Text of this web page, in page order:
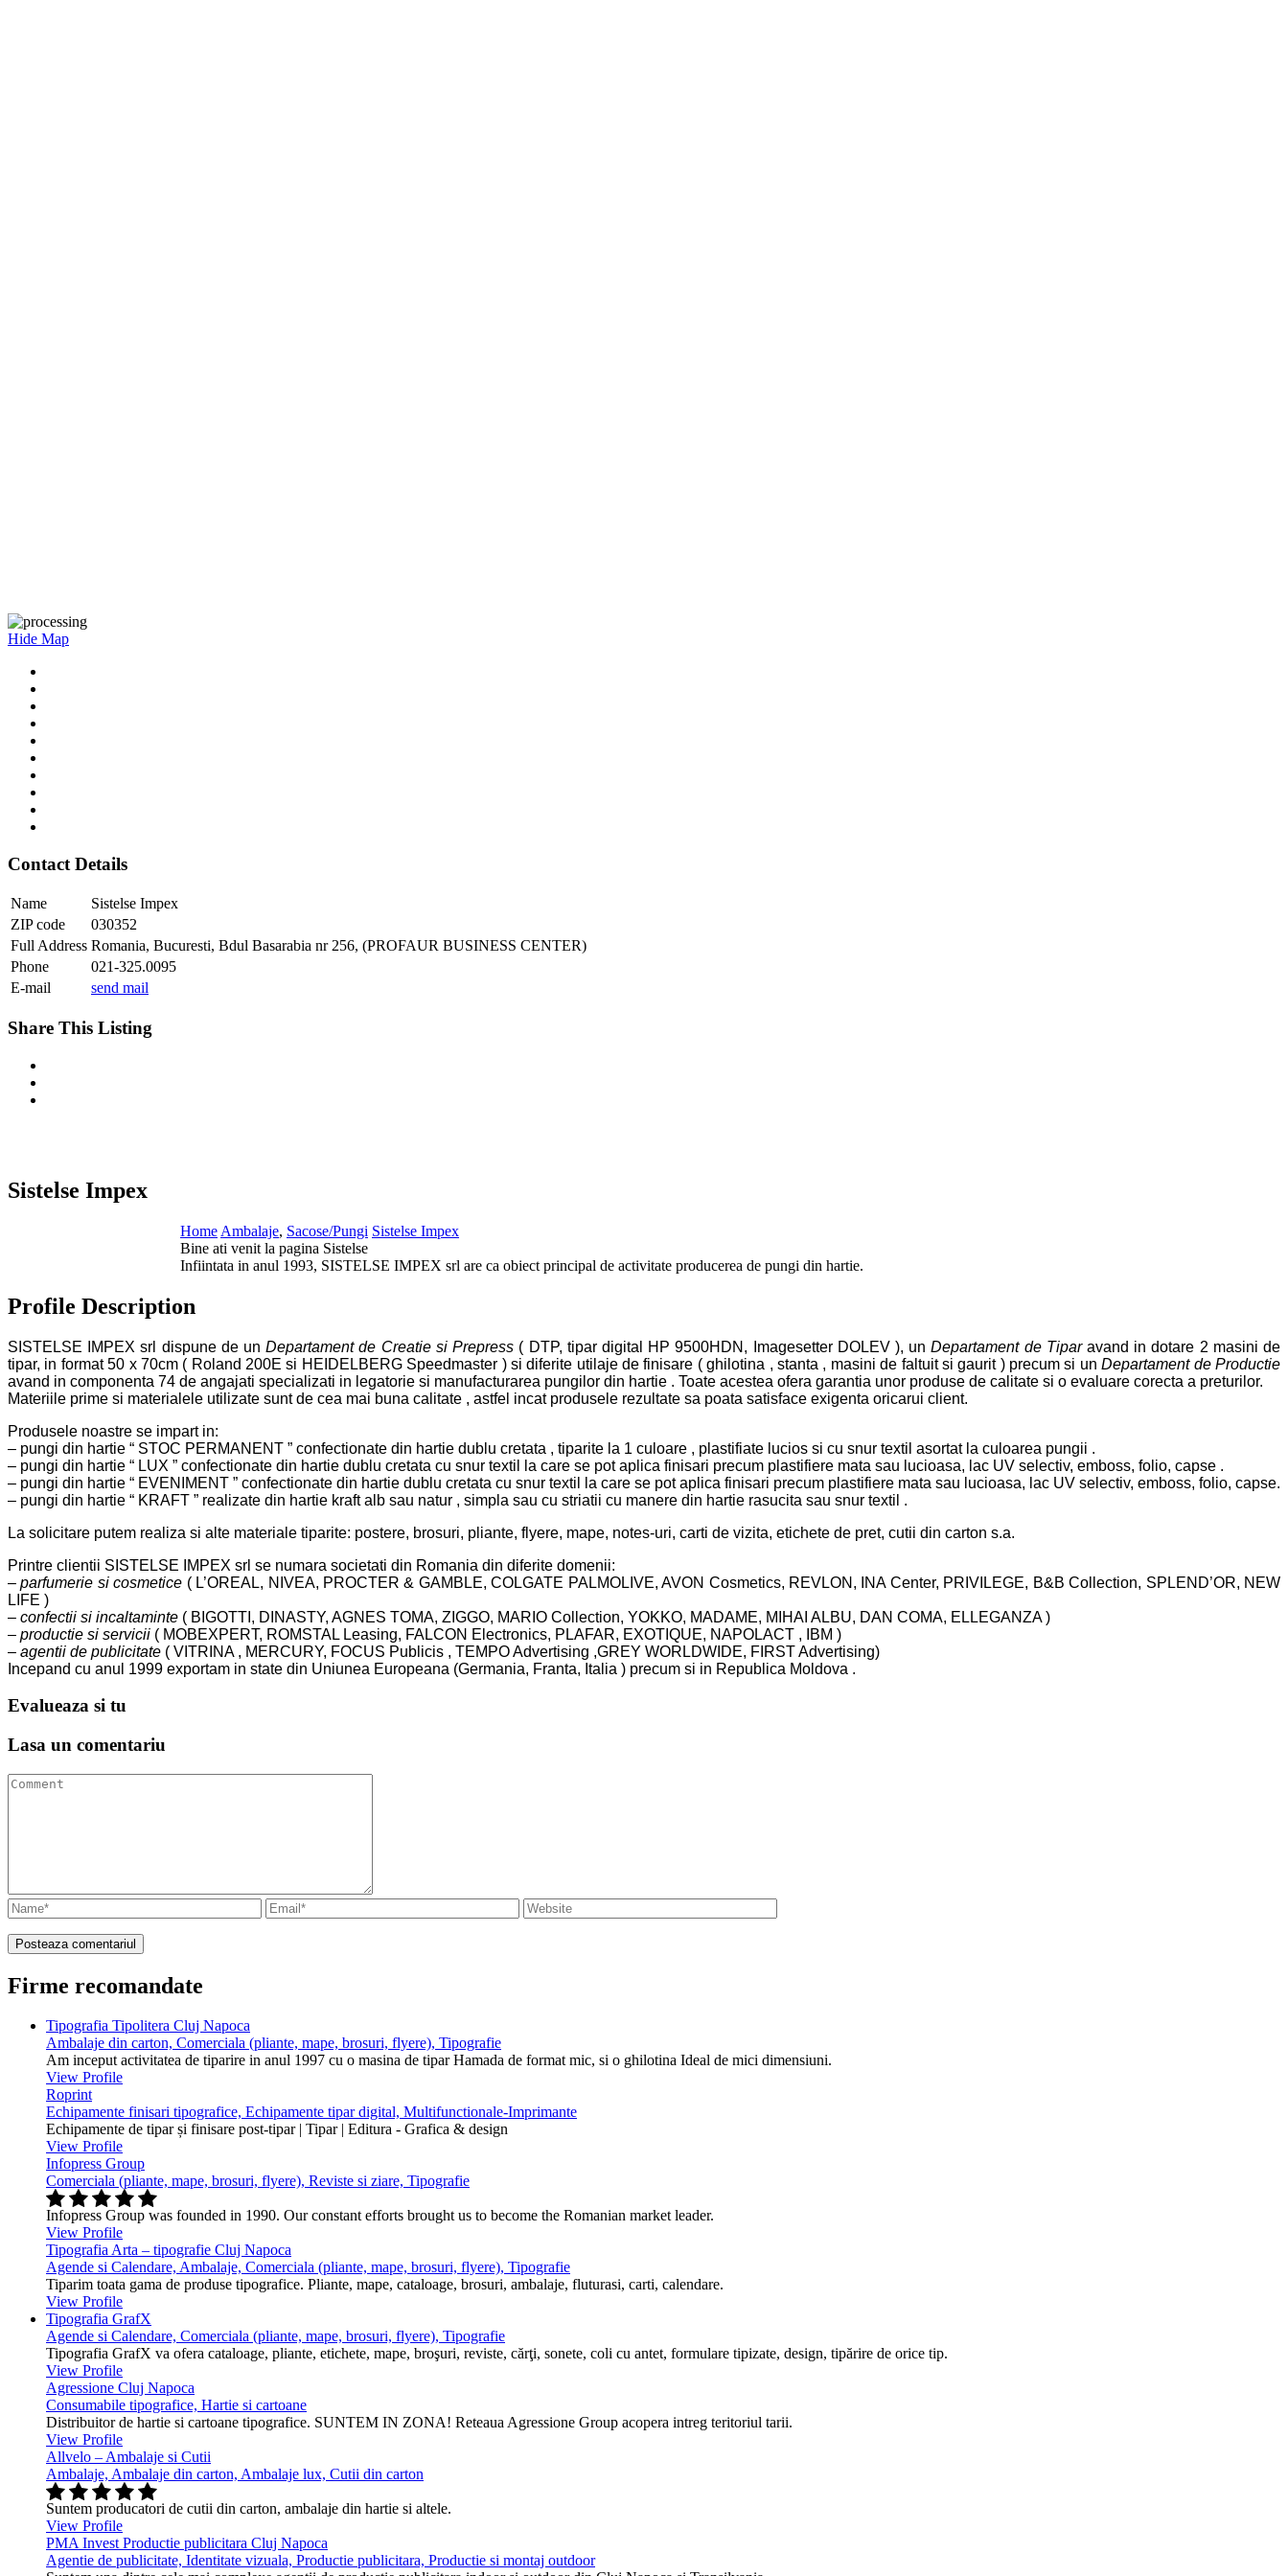
Hide Map
Contact Details
Name
Sistelse Impex
ZIP code
030352
Full Address Romania, Bucuresti, Bdul Basarabia nr 256, (PROFAUR BUSINESS CENTER)
Phone
021-325.0095
E-mail
send mail
Share This Listing
Sistelse Impex
Home Ambalaje, Sacose/Pungi Sistelse Impex
Bine ati venit la pagina Sistelse
Infiintata in anul 1993, SISTELSE IMPEX srl are ca obiect principal de activitate producerea de pungi din hartie.
Profile Description
SISTELSE IMPEX srl dispune de un Departament de Creatie si Prepress ( DTP, tipar digital HP 9500HDN, Imagesetter DOLEV ), unDepartament de Tiparavand in dotare 2 masini de
tipar, in format 50 x 70cm ( Roland 200E si HEIDELBERG Speedmaster ) si diferite utilaje de finisare ( ghilotina , stanta , masini de faltuit si gaurit ) precum si unDepartament de Productie
avand in componenta 74 de angajati specializati in legatorie si manufacturarea pungilor din hartie . Toate acestea ofera garantia unor produse de calitate si o evaluare corecta a preturilor.
Materiile prime si materialele utilizate sunt de cea mai buna calitate , astfel incat produsele rezultate sa poata satisface exigenta oricarui client.
Produsele noastre se impart in:
– pungi din hartie “ STOC PERMANENT ” confectionate din hartie dublu cretata , tiparite la 1 culoare , plastifiate lucios si cu snur textil asortat la culoarea pungii .
– pungi din hartie “ LUX ” confectionate din hartie dublu cretata cu snur textil la care se pot aplica finisari precum plastifiere mata sau lucioasa, lac UV selectiv, emboss, folio, capse .
– pungi din hartie “ EVENIMENT ” confectionate din hartie dublu cretata cu snur textil la care se pot aplica finisari precum plastifiere mata sau lucioasa, lac UV selectiv, emboss, folio, capse.
– pungi din hartie “ KRAFT ” realizate din hartie kraft alb sau natur , simpla sau cu striatii cu manere din hartie rasucita sau snur textil .
La solicitare putem realiza si alte materiale tiparite: postere, brosuri, pliante, flyere, mape, notes-uri, carti de vizita, etichete de pret, cutii din carton s.a.
Printre clientii SISTELSE IMPEX srl se numara societati din Romania din diferite domenii:
–parfumerie si cosmetice ( L’OREAL, NIVEA, PROCTER & GAMBLE, COLGATE PALMOLIVE, AVON Cosmetics, REVLON, INA Center, PRIVILEGE, B&B Collection, SPLEND’OR, NEW
LIFE )
– confectii si incaltaminte ( BIGOTTI, DINASTY, AGNES TOMA, ZIGGO, MARIO Collection, YOKKO, MADAME, MIHAI ALBU, DAN COMA, ELLEGANZA )
– productie si servicii ( MOBEXPERT, ROMSTAL Leasing, FALCON Electronics, PLAFAR, EXOTIQUE, NAPOLACT , IBM )
– agentii de publicitate ( VITRINA , MERCURY, FOCUS Publicis , TEMPO Advertising ,GREY WORLDWIDE, FIRST Advertising)
Incepand cu anul 1999 exportam in state din Uniunea Europeana (Germania, Franta, Italia ) precum si in Republica Moldova .
Evalueaza si tu
Lasa un comentariu
Firme recomandate
Tipografia Tipolitera Cluj Napoca
Ambalaje din carton, Comerciala (pliante, mape, brosuri, flyere), Tipografie
Am inceput activitatea de tiparire in anul 1997 cu o masina de tipar Hamada de format mic, si o ghilotina Ideal de mici dimensiuni.
View Profile
Roprint
Echipamente finisari tipografice, Echipamente tipar digital, Multifunctionale-Imprimante
Echipamente de tipar și finisare post-tipar | Tipar | Editura - Grafica & design
View Profile
Infopress Group
Comerciala (pliante, mape, brosuri, flyere), Reviste si ziare, Tipografie
Infopress Group was founded in 1990. Our constant efforts brought us to become the Romanian market leader.
View Profile
Tipografia Arta – tipografie Cluj Napoca
Agende si Calendare, Ambalaje, Comerciala (pliante, mape, brosuri, flyere), Tipografie
Tiparim toata gama de produse tipografice. Pliante, mape, cataloage, brosuri, ambalaje, fluturasi, carti, calendare.
View Profile
Tipografia GrafX
Agende si Calendare, Comerciala (pliante, mape, brosuri, flyere), Tipografie
Tipografia GrafX va ofera cataloage, pliante, etichete, mape, broşuri, reviste, cărţi, sonete, coli cu antet, formulare tipizate, design, tipărire de orice tip.
View Profile
Agressione Cluj Napoca
Consumabile tipografice, Hartie si cartoane
Distribuitor de hartie si cartoane tipografice. SUNTEM IN ZONA! Reteaua Agressione Group acopera intreg teritoriul tarii.
View Profile
Allvelo – Ambalaje si Cutii
Ambalaje, Ambalaje din carton, Ambalaje lux, Cutii din carton
Suntem producatori de cutii din carton, ambalaje din hartie si altele.
View Profile
PMA Invest Productie publicitara Cluj Napoca
Agentie de publicitate, Identitate vizuala, Productie publicitara, Productie si montaj outdoor